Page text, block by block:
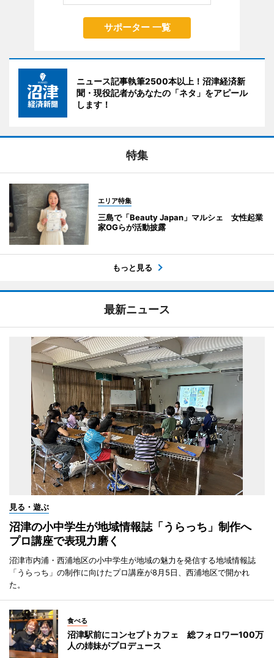
サポーター 一覧
ニュース記事執筆2500本以上！沼津経済新
聞・現役記者があなたの「ネタ」をアピール
します！
特集
エリア特集
三島で「Beauty Japan」マルシェ 女性起業
家OGらが活動披露
もっと見る
最新ニュース
見る・遊ぶ
沼津の小中学生が地域情報誌「うらっち」制作へ
プロ講座で表現力磨く
沼津市内浦・西浦地区の小中学生が地域の魅力を発信する地域情報誌
「うらっち」の制作に向けたプロ講座が8月5日、西浦地区で開かれ
た。
食べる
沼津駅前にコンセプトカフェ 総フォロワー100万
人の姉妹がプロデュース